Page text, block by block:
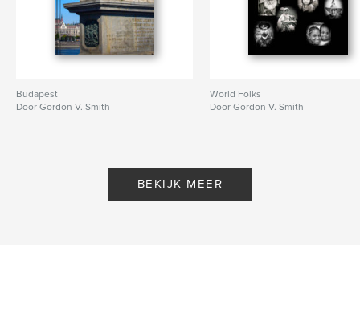
Budapest
Door Gordon V. Smith
World Folks
Door Gordon V. Smith
BEKIJK MEER